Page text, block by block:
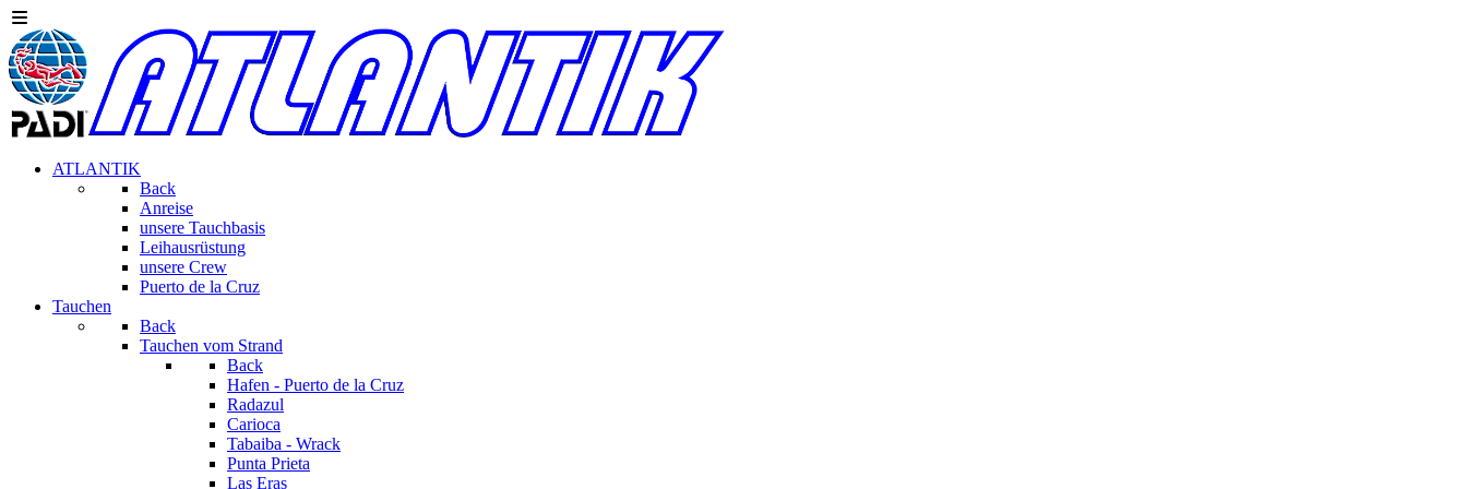
ATLANTIK
Back
Anreise
unsere Tauchbasis
Leihausrüstung
unsere Crew
Puerto de la Cruz
Tauchen
Back
Tauchen vom Strand
Back
Hafen - Puerto de la Cruz
Radazul
Carioca
Tabaiba - Wrack
Punta Prieta
Las Eras